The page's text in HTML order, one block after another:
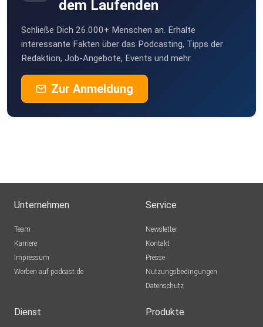
dem Laufenden
Schließe Dich 26.000+ Menschen an. Erhalte
interessante Fakten über das Podcasting, Tipps der
Redaktion, Job-Angebote, Events und mehr.
Zur Anmeldung
Unternehmen
Team
Karriere
Impressum
Werben auf podcast.de
Service
Newsletter
Kontakt
Presse
Nutzungsbedingungen
Datenschutz
Dienst Produkte